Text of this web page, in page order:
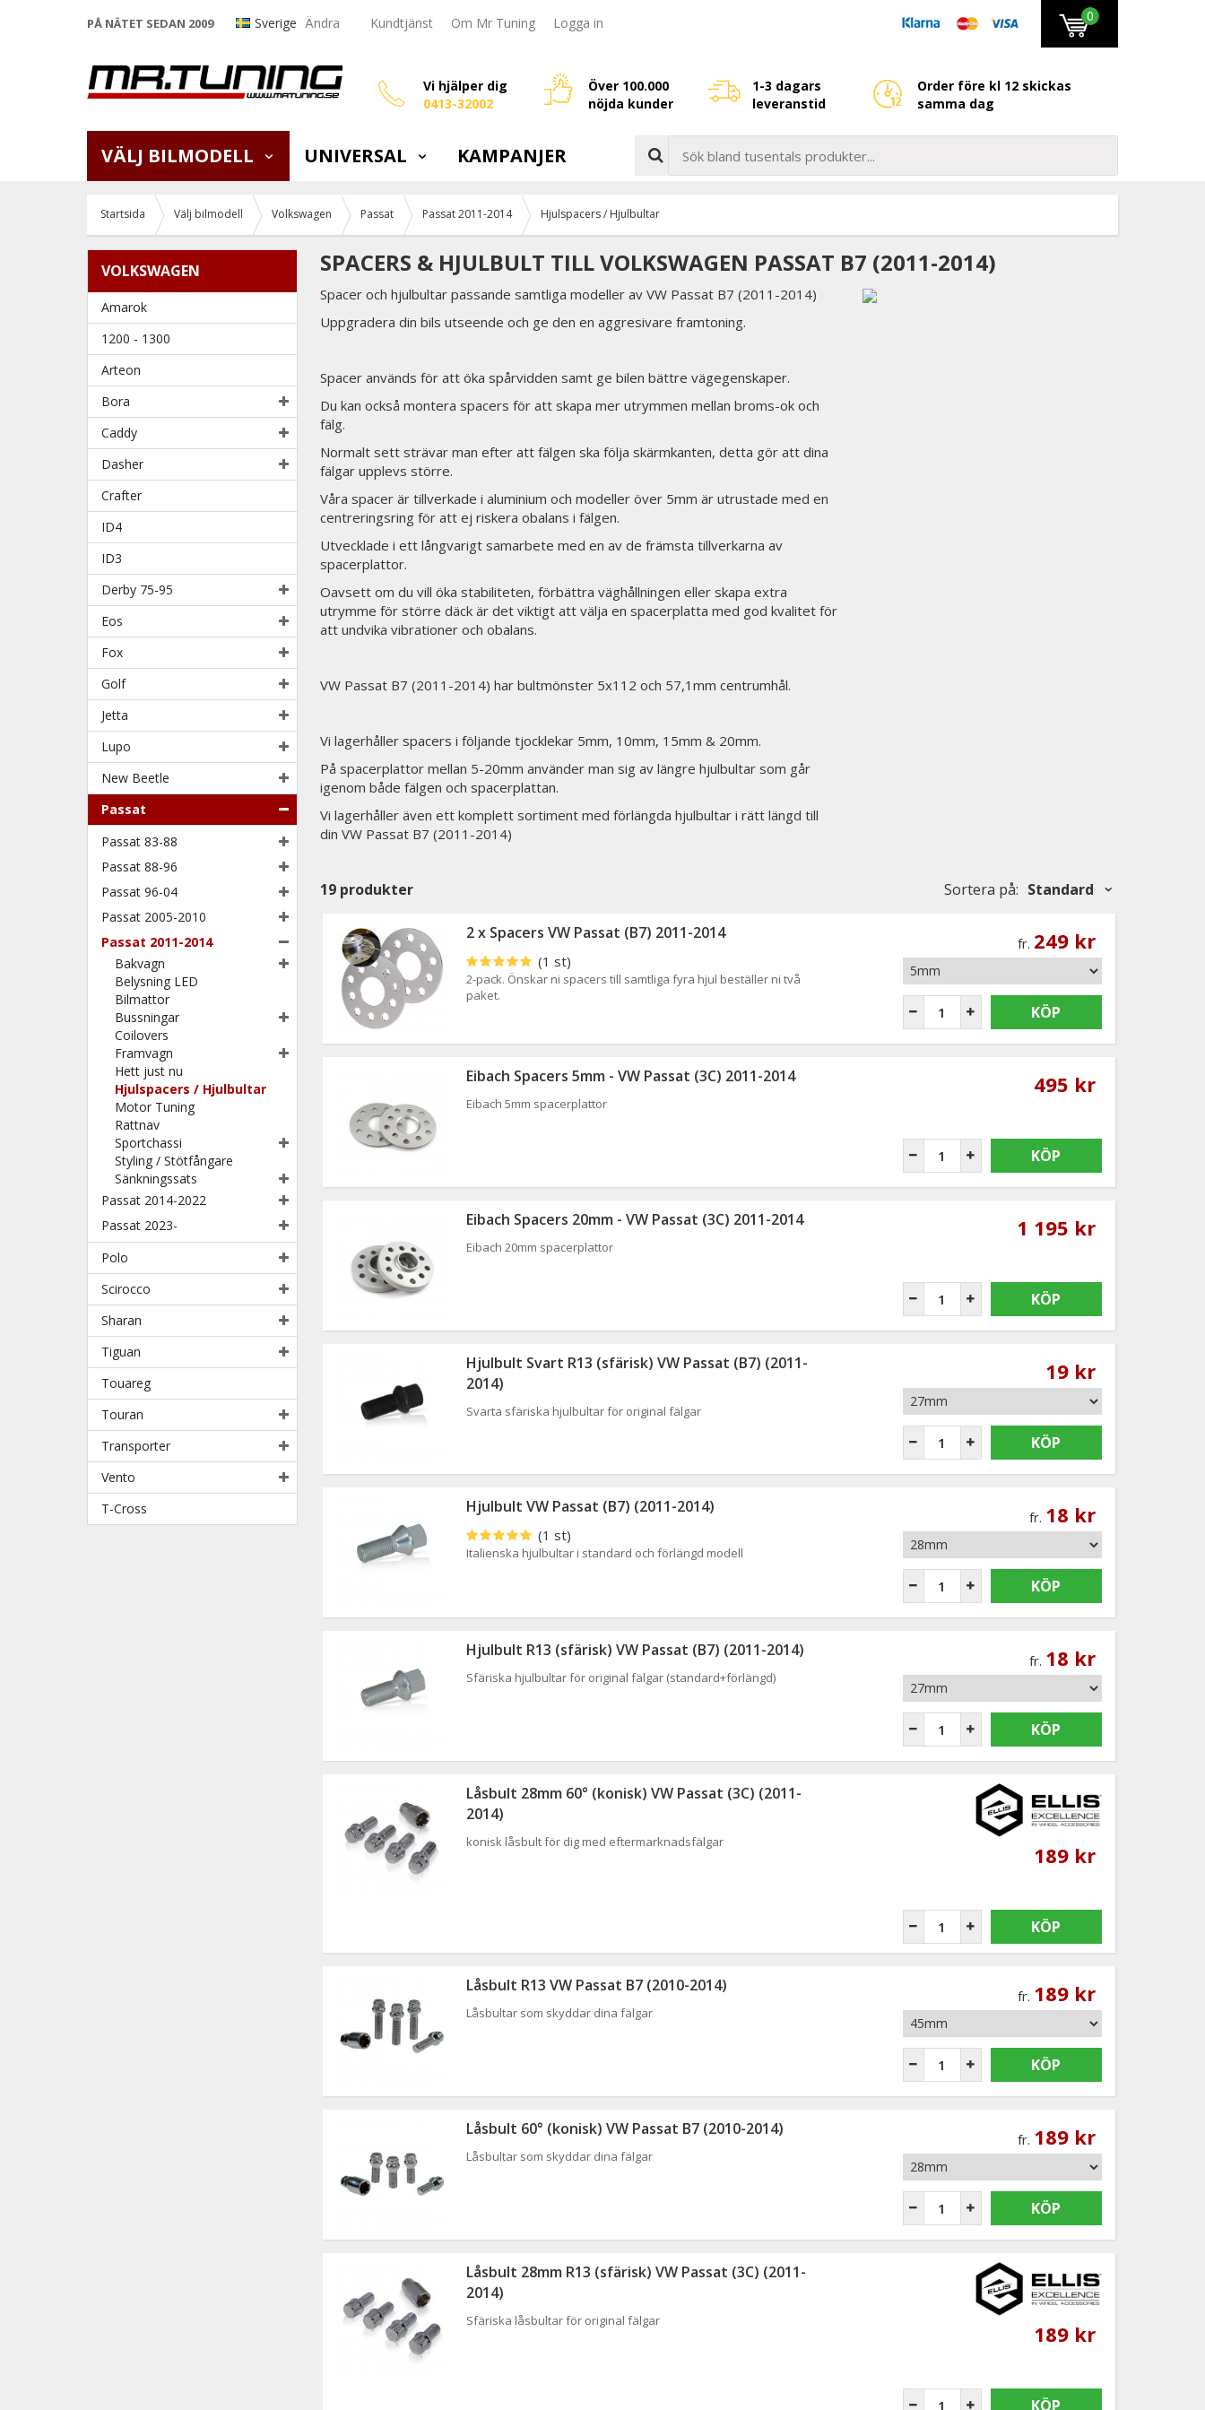
PÅ NÄTET SEDAN 2009 Sverige Ändra Kundtjänst Om Mr Tuning Logga in 0
Vi hjälper dig
0413-32002
Över 100.000
nöjda kunder
1-3 dagars
leveranstid
Order före kl 12 skickas
samma dag
VÄLJ BILMODELL UNIVERSAL KAMPANJER
Startsida Välj bilmodell Volkswagen Passat Passat 2011-2014 Hjulspacers / Hjulbultar
VOLKSWAGEN
Amarok
1200 - 1300
Arteon
Bora
Caddy
Dasher
Crafter
ID4
ID3
Derby 75-95
Eos
Fox
Golf
Jetta
Lupo
New Beetle
Passat
Passat 83-88
Passat 88-96
Passat 96-04
Passat 2005-2010
Passat 2011-2014
Bakvagn
Belysning LED
Bilmattor
Bussningar
Coilovers
Framvagn
Hett just nu
Hjulspacers / Hjulbultar
Motor Tuning
Rattnav
Sportchassi
Styling / Stötfångare
Sänkningssats
Passat 2014-2022
Passat 2023-
Polo
Scirocco
Sharan
Tiguan
Touareg
Touran
Transporter
Vento
T-Cross
SPACERS & HJULBULT TILL VOLKSWAGEN PASSAT B7 (2011-2014)
Spacer och hjulbultar passande samtliga modeller av VW Passat B7 (2011-2014)
Uppgradera din bils utseende och ge den en aggresivare framtoning.
Spacer används för att öka spårvidden samt ge bilen bättre vägegenskaper.
Du kan också montera spacers för att skapa mer utrymmen mellan broms-ok och
fälg.
Normalt sett strävar man efter att fälgen ska följa skärmkanten, detta gör att dina
fälgar upplevs större.
Våra spacer är tillverkade i aluminium och modeller över 5mm är utrustade med en
centreringsring för att ej riskera obalans i fälgen.
Utvecklade i ett långvarigt samarbete med en av de främsta tillverkarna av
spacerplattor.
Oavsett om du vill öka stabiliteten, förbättra väghållningen eller skapa extra
utrymme för större däck är det viktigt att välja en spacerplatta med god kvalitet för
att undvika vibrationer och obalans.
VW Passat B7 (2011-2014) har bultmönster 5x112 och 57,1mm centrumhål.
Vi lagerhåller spacers i följande tjocklekar 5mm, 10mm, 15mm & 20mm.
På spacerplattor mellan 5-20mm använder man sig av längre hjulbultar som går
igenom både fälgen och spacerplattan.
Vi lagerhåller även ett komplett sortiment med förlängda hjulbultar i rätt längd till
din VW Passat B7 (2011-2014)
19 produkter Sortera på: Standard
2 x Spacers VW Passat (B7) 2011-2014
(1 st)
2-pack. Önskar ni spacers till samtliga fyra hjul beställer ni två
paket.
fr. 249 kr
KÖP
Eibach Spacers 5mm - VW Passat (3C) 2011-2014
Eibach 5mm spacerplattor
495 kr
KÖP
Eibach Spacers 20mm - VW Passat (3C) 2011-2014
Eibach 20mm spacerplattor
1 195 kr
KÖP
Hjulbult Svart R13 (sfärisk) VW Passat (B7) (2011-
2014)
Svarta sfäriska hjulbultar för original fälgar
19 kr
KÖP
Hjulbult VW Passat (B7) (2011-2014)
(1 st)
Italienska hjulbultar i standard och förlängd modell
fr. 18 kr
KÖP
Hjulbult R13 (sfärisk) VW Passat (B7) (2011-2014)
Sfäriska hjulbultar för original fälgar (standard+förlängd)
fr. 18 kr
KÖP
Låsbult 28mm 60° (konisk) VW Passat (3C) (2011-
2014)
konisk låsbult för dig med eftermarknadsfälgar 189 kr
KÖP
Låsbult R13 VW Passat B7 (2010-2014)
Låsbultar som skyddar dina fälgar
fr. 189 kr
KÖP
Låsbult 60° (konisk) VW Passat B7 (2010-2014)
Låsbultar som skyddar dina fälgar
fr. 189 kr
KÖP
Låsbult 28mm R13 (sfärisk) VW Passat (3C) (2011-
2014)
Sfäriska låsbultar för original fälgar 189 kr
KÖP